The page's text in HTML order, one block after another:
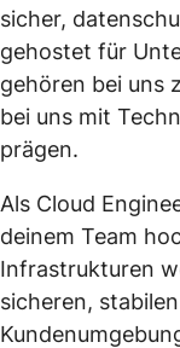
sicher,
gehostet für
gehören bei uns
bei uns mit
prägen.
Als Cloud
deinem Team
Infrastrukturen
sicheren,